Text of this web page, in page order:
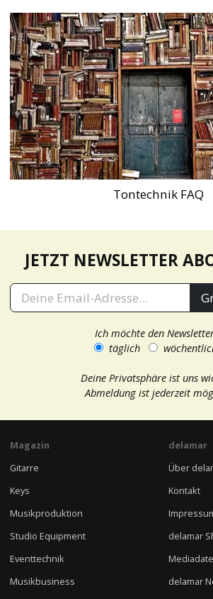
Tontechnik FAQ
JETZT NEWSLETTER
Ich möchte den
täglich
Deine Privatsphäre ist uns
Abmeldung ist jederzeit
Magazin
Gitarre
Keys
Musikproduktion
Studio Equipment
Eventtechnik
Musikbusiness
delamar
Über
Kontakt
delamar
delamar